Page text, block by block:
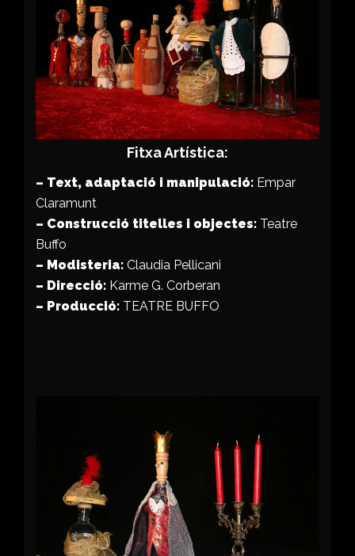
Fitxa Artística:
– Text, adaptació i manipulació: Empar
Claramunt
– Construcció titelles i objectes: Teatre
Buffo
– Modisteria: Claudia Pellicani
– Direcció: Karme G. Corberan
– Producció: TEATRE BUFFO